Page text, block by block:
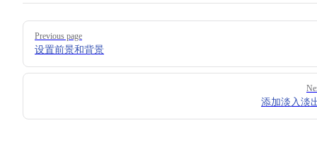
Pager
Previous page
设置前景和背景
添加淡入淡